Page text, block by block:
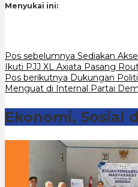
Menyukai ini:
Navigasi
pos
Pos sebelumnya Sediakan
Ikuti PJJ XL Axiata Pasang
Pos berikutnya Dukungan
Menguat di Internal Partai
Ekonomi, Sosial